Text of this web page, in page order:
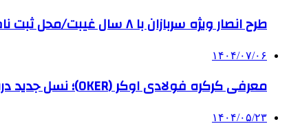
طرح انصار ویژه سربازان با ۸ سال غیبت/محل ثبت نام
۱۴۰۴/۰۷/۰۶
معرفی کرکره فولادی اوکر (OKER)؛ نسل جدید درب‌های برقی برای امنیت بیشتر
۱۴۰۴/۰۵/۲۳